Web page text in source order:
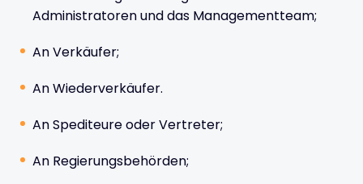
Administratoren und das Managementteam;
An Verkäufer;
An Wiederverkäufer.
An Spediteure oder Vertreter;
An Regierungsbehörden;